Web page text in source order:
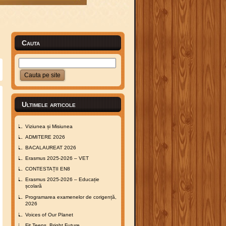
Cauta
Ultimele articole
Viziunea și Misiunea
ADMITERE 2026
BACALAUREAT 2026
Erasmus 2025-2026 – VET
CONTESTAȚII EN8
Erasmus 2025-2026 – Educație
școlară
Programarea examenelor de corigență,
2026
Voices of Our Planet